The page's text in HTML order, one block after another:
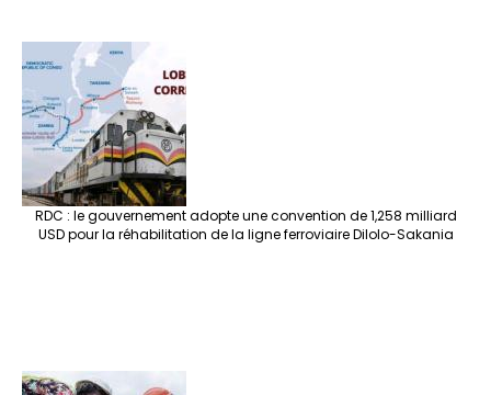
RDC : le gouvernement adopte une convention de 1,258 milliard
USD pour la réhabilitation de la ligne ferroviaire Dilolo-Sakania